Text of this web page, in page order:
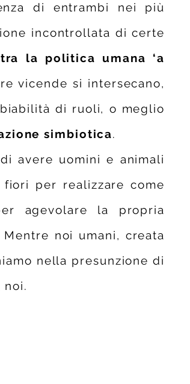
di entrambi nei più
incontrollata di certe
la politica umana ‘a
vicende si intersecano,
di ruoli, o meglio
simbiotica.
avere uomini e animali
per realizzare come
agevolare la propria
Mentre noi umani, creata
nella presunzione di
noi.